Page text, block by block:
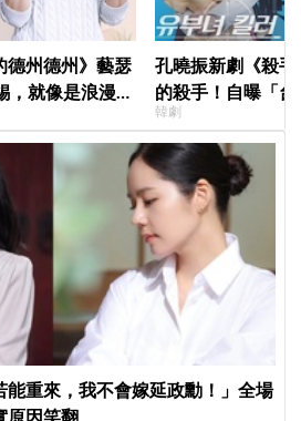
德州德州》藝瑟
，就像是浪漫喜
孔曉振新劇《殺
的殺手！自曝「
小很多XD
韓劇
能重來，我不會嫁延政勳！」全場
原因笑翻